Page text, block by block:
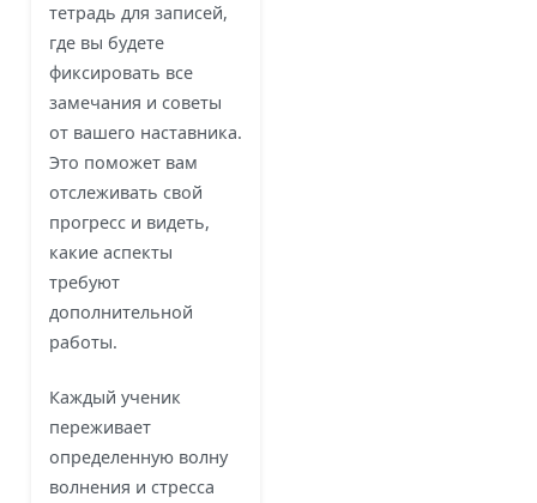
тетрадь для записей,
где вы будете
фиксировать все
замечания и советы
от вашего наставника.
Это поможет вам
отслеживать свой
прогресс и видеть,
какие аспекты
требуют
дополнительной
работы.
Каждый ученик
переживает
определенную волну
волнения и стресса